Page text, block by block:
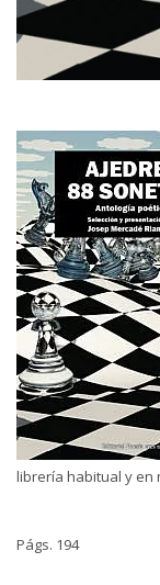
librería habitual y en
Págs. 194